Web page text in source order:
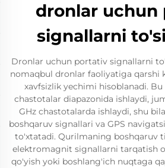
dronlar uchun
signallarni
Dronlar uchun portativ signallarni
nomaqbul dronlar faoliyatiga qarshi
xavfsizlik yechimi hisoblanadi.
chastotalar diapazonida ishlaydi,
GHz chastotalarda ishlaydi, shu
boshqaruv signallari va GPS
to'xtatadi. Qurilmaning boshqaruv
elektromagnit signallarni tarqatish
qo'yish yoki boshlang'ich nuqtaga